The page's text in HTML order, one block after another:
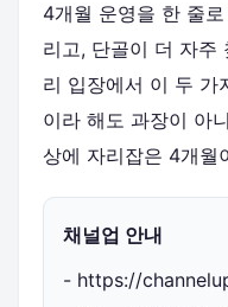
4개월 운영을 한 줄
리고, 단골이 더 자주
리 입장에서 이 두 가
이라 해도 과장이 아
상에 자리잡은 4개월
채널업 안내
- https://